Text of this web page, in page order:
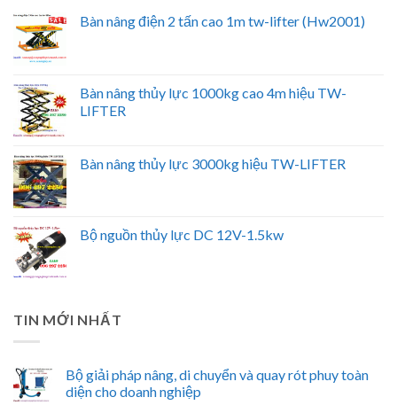
Bàn nâng điện 2 tấn cao 1m tw-lifter (Hw2001)
Bàn nâng thủy lực 1000kg cao 4m hiệu TW-
LIFTER
Bàn nâng thủy lực 3000kg hiệu TW-LIFTER
Bộ nguồn thủy lực DC 12V-1.5kw
TIN MỚI NHẤT
Bộ giải pháp nâng, di chuyển và quay rót phuy toàn
diện cho doanh nghiệp